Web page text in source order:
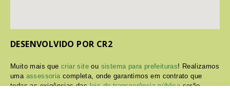
DESENVOLVIDO POR CR2
Muito mais quecriar site ou sistema para prefeituras! Realizamos
uma assessoria completa, onde garantimos em contrato que
todas as exigências dasleis de transparência públicaserão